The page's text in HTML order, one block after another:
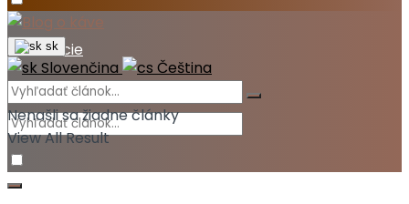
Akcie
sk
Slovenčina Čeština
Nenašli sa žiadne články
View All Result